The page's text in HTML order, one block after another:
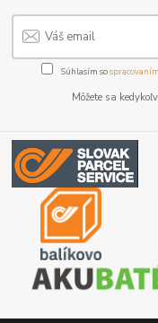
Súhlasím so
Môžete sa